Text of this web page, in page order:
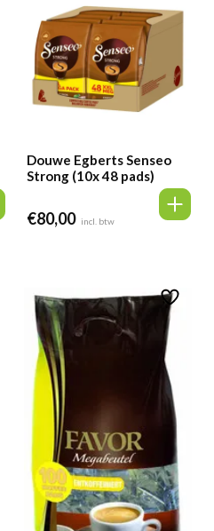
Douwe Egberts Senseo
Strong (10x 48 pads)
€80,00 incl. btw